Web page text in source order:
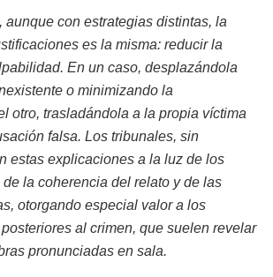
aunque con estrategias distintas, la
es la misma: reducir la
En un caso, desplazándola
o minimizando la
otro, trasladándola a la propia víctima
falsa. Los tribunales, sin
estas explicaciones a la luz de los
la coherencia del relato y de las
otorgando especial valor a los
al crimen, que suelen revelar
pronunciadas en sala.